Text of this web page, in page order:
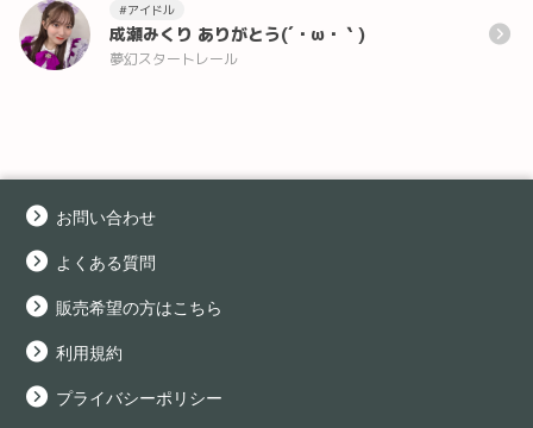
#アイドル
成瀬みくり ありがとう(´・ω・｀)
夢幻スタートレール
お問い合わせ
よくある質問
販売希望の方はこちら
利用規約
プライバシーポリシー